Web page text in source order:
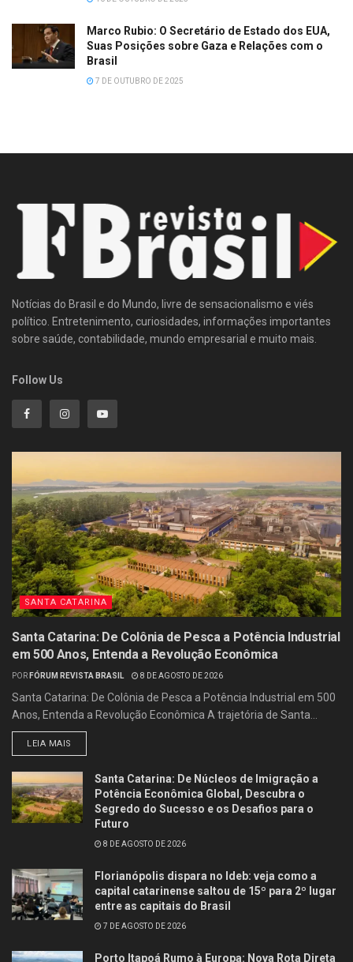
Marco Rubio: O Secretário de Estado dos EUA,
Suas Posições sobre Gaza e Relações com o
Brasil
7 DE OUTUBRO DE 2025
Notícias do Brasil e do Mundo, livre de sensacionalismo e viés
político. Entretenimento, curiosidades, informações importantes
sobre saúde, contabilidade, mundo empresarial e muito mais.
Follow Us
SANTA CATARINA
Santa Catarina: De Colônia de Pesca a Potência Industrial
em 500 Anos, Entenda a Revolução Econômica
POR FÓRUM REVISTA BRASIL 8 DE AGOSTO DE 2026
Santa Catarina: De Colônia de Pesca a Potência Industrial em 500
Anos, Entenda a Revolução Econômica A trajetória de Santa...
LEIA MAIS
Santa Catarina: De Núcleos de Imigração a
Potência Econômica Global, Descubra o
Segredo do Sucesso e os Desafios para o
Futuro
8 DE AGOSTO DE 2026
Florianópolis dispara no Ideb: veja como a
capital catarinense saltou de 15º para 2º lugar
entre as capitais do Brasil
7 DE AGOSTO DE 2026
Porto Itapoá Rumo à Europa: Nova Rota Direta